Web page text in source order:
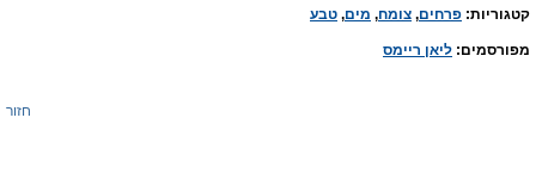
קטגוריות: פרחים, צומח, מים, טבע
מפורסמים: ליאן ריימס
חזור